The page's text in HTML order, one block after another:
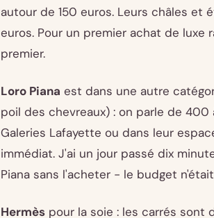
autour de 150 euros. Leurs châles
euros. Pour un premier achat de luxe
premier.
Loro Piana est dans une autre
poil des chevreaux) : on parle de
Galeries Lafayette ou dans leur
immédiat. J'ai un jour passé dix
Piana sans l'acheter - le budget
Hermèspour la soie : les carrés sont